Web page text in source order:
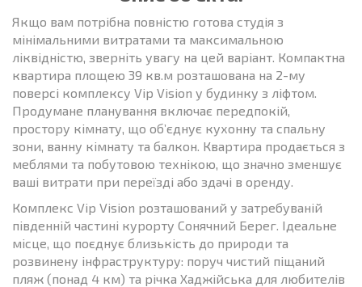
Якщо вам потрібна повністю готова студія з
мінімальними витратами та максимальною
ліквідністю, зверніть увагу на цей варіант. Компактна
квартира площею 39 кв.м розташована на 2-му
поверсі комплексу Vip Vision у будинку з ліфтом.
Продумане планування включає передпокій,
простору кімнату, що об’єднує кухонну та спальну
зони, ванну кімнату та балкон. Квартира продається з
меблями та побутовою технікою, що значно зменшує
ваші витрати при переїзді або здачі в оренду.
Комплекс Vip Vision розташований у затребуваній
південній частині курорту Сонячний Берег. Ідеальне
місце, що поєднує близькість до природи та
розвинену інфраструктуру: поруч чистий піщаний
пляж (понад 4 км) та річка Хаджійська для любителів